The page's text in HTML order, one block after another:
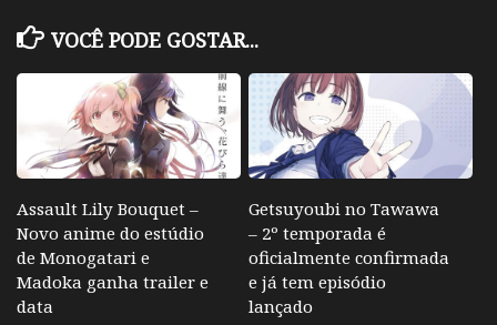
VOCÊ PODE GOSTAR...
Assault Lily Bouquet –
Novo anime do estúdio
de Monogatari e
Madoka ganha trailer e
data
Getsuyoubi no Tawawa
– 2º temporada é
oficialmente confirmada
e já tem episódio
lançado